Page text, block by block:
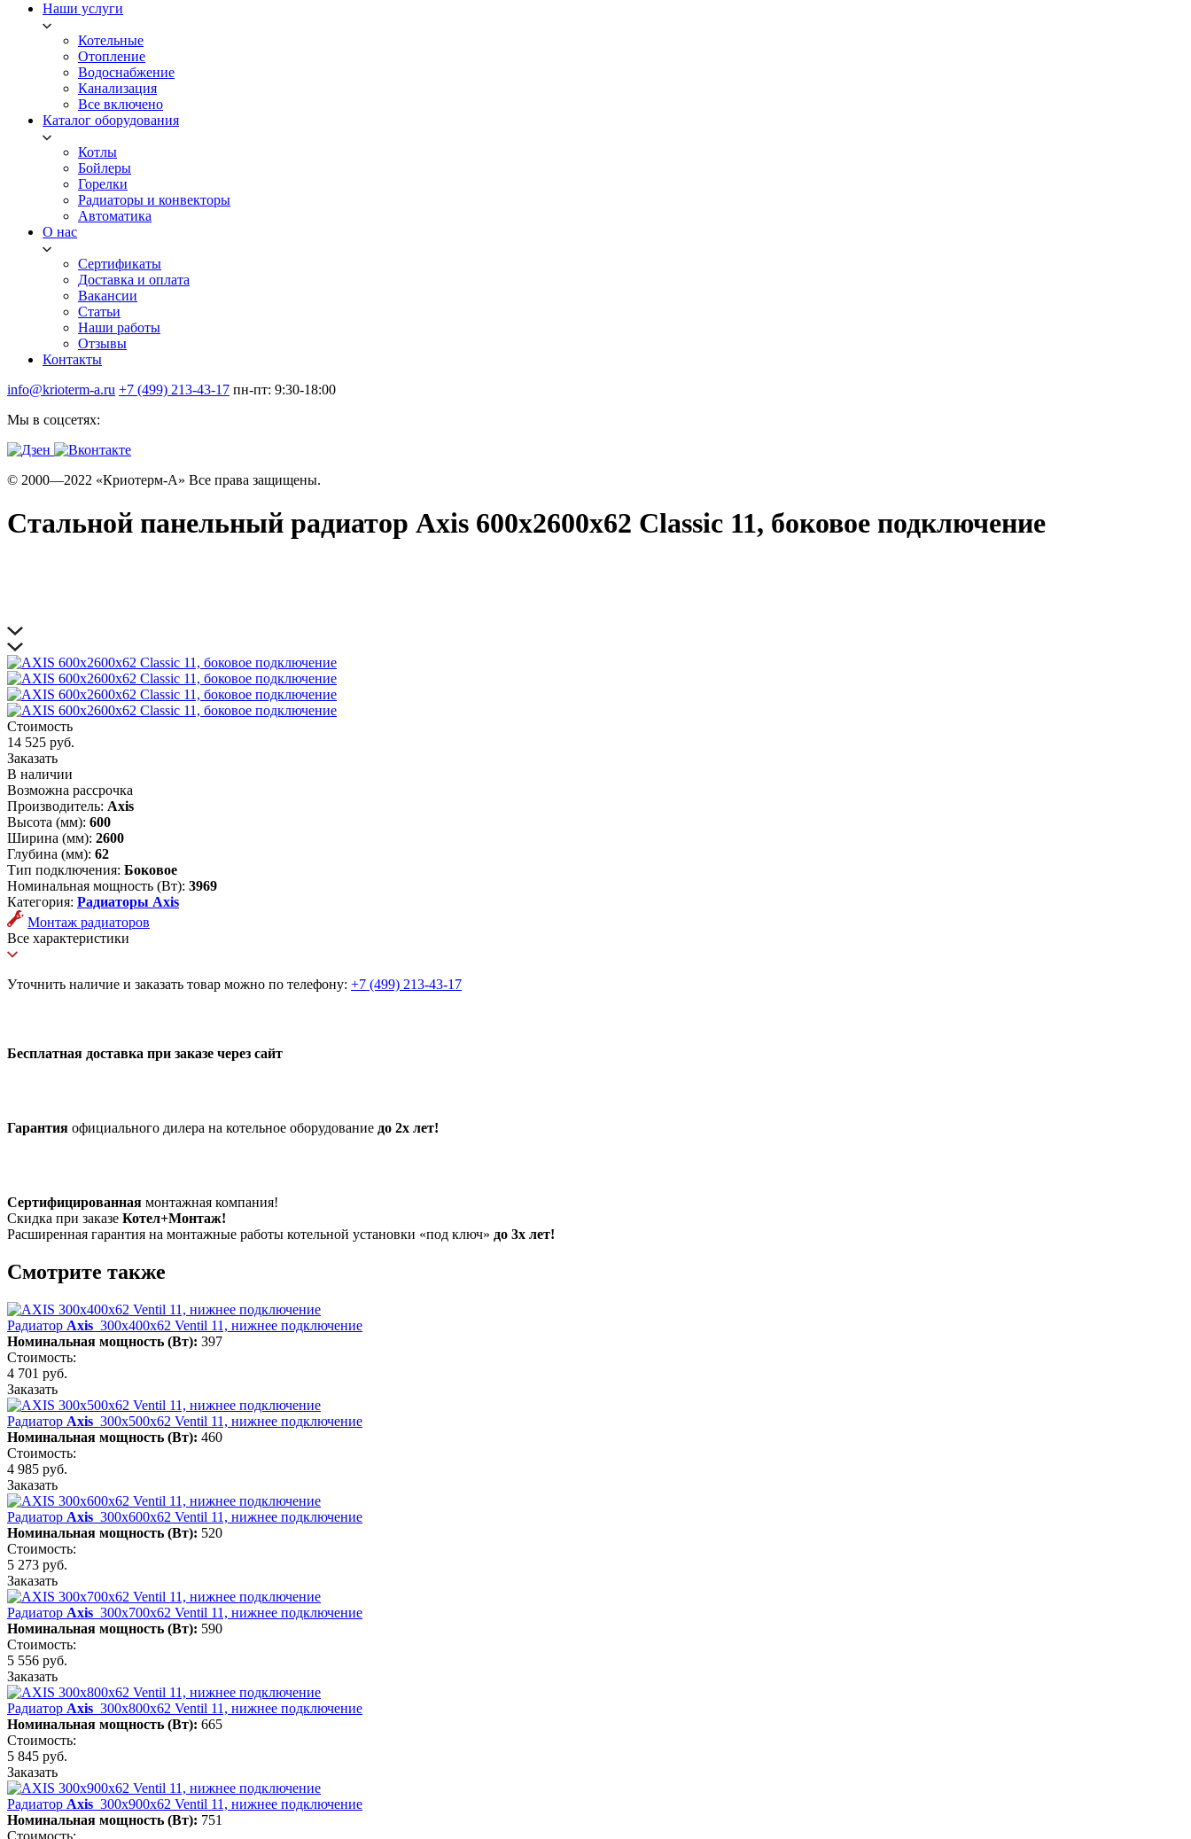
Наши услуги
Котельные
Отопление
Водоснабжение
Канализация
Все включено
Каталог оборудования
Котлы
Бойлеры
Горелки
Радиаторы и конвекторы
Автоматика
О нас
Сертификаты
Доставка и оплата
Вакансии
Статьи
Наши работы
Отзывы
Контакты
info@krioterm-a.ru +7 (499) 213-43-17 пн-пт: 9:30-18:00
Мы в соцсетях:
© 2000—2022 «Криотерм-А» Все права защищены.
Стальной панельный радиатор Axis 600х2600х62 Classic 11, боковое подключение
Стоимость
14 525 руб.
Заказать
В наличии
Возможна рассрочка
Производитель: Axis
Высота (мм): 600
Ширина (мм): 2600
Глубина (мм): 62
Тип подключения: Боковое
Номинальная мощность (Вт): 3969
Категория: Радиаторы Axis
Монтаж радиаторов
Все характеристики
Уточнить наличие и заказать товар можно по телефону: +7 (499) 213-43-17
Бесплатная доставка при заказе через сайт
Гарантия официального дилера на котельное оборудование до 2х лет!
Сертифицированная монтажная компания!
Скидка при заказе Котел+Монтаж!
Расширенная гарантия на монтажные работы котельной установки «под ключ» до 3х лет!
Смотрите также
Радиатор Axis 300х400х62 Ventil 11, нижнее подключение
Номинальная мощность (Вт): 397
Стоимость:
4 701 руб.
Заказать
Радиатор Axis 300х500х62 Ventil 11, нижнее подключение
Номинальная мощность (Вт): 460
Стоимость:
4 985 руб.
Заказать
Радиатор Axis 300х600х62 Ventil 11, нижнее подключение
Номинальная мощность (Вт): 520
Стоимость:
5 273 руб.
Заказать
Радиатор Axis 300х700х62 Ventil 11, нижнее подключение
Номинальная мощность (Вт): 590
Стоимость:
5 556 руб.
Заказать
Радиатор Axis 300х800х62 Ventil 11, нижнее подключение
Номинальная мощность (Вт): 665
Стоимость:
5 845 руб.
Заказать
Радиатор Axis 300х900х62 Ventil 11, нижнее подключение
Номинальная мощность (Вт): 751
Стоимость: